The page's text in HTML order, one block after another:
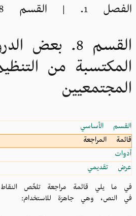
الفصل 1. | القسم 8.
القسم 8. بعض
المكتسبة من
المجتمعيين
القسم الأساسي
قائمة المراجعة
أدوات
عرض تقديمي
في ما يلي قائمة مراجعة تلخّص النقاط
في النص، وهي جاهزة للاستخدام: